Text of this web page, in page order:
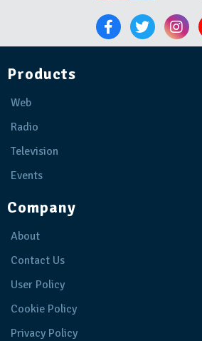
Products
Web
Radio
Television
Events
Company
About
Contact Us
User Policy
Cookie Policy
Privacy Policy